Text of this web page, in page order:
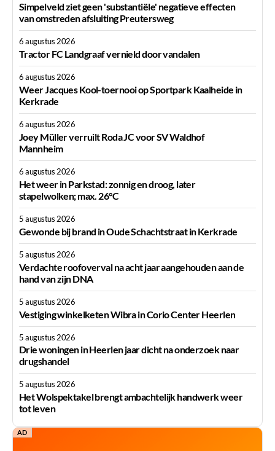
Simpelveld ziet geen 'substantiële' negatieve effecten
van omstreden afsluiting Preutersweg
6 augustus 2026
Tractor FC Landgraaf vernield door vandalen
6 augustus 2026
Weer Jacques Kool-toernooi op Sportpark Kaalheide in
Kerkrade
6 augustus 2026
Joey Müller verruilt Roda JC voor SV Waldhof
Mannheim
6 augustus 2026
Het weer in Parkstad: zonnig en droog, later
stapelwolken; max. 26°C
5 augustus 2026
Gewonde bij brand in Oude Schachtstraat in Kerkrade
5 augustus 2026
Verdachte roofoverval na acht jaar aangehouden aan de
hand van zijn DNA
5 augustus 2026
Vestiging winkelketen Wibra in Corio Center Heerlen
5 augustus 2026
Drie woningen in Heerlen jaar dicht na onderzoek naar
drugshandel
5 augustus 2026
Het Wolspektakel brengt ambachtelijk handwerk weer
tot leven
AD